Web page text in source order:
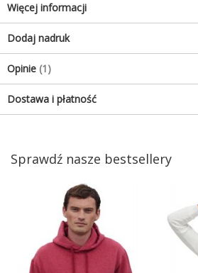
Więcej informacji
Dodaj nadruk
Opinie 1
Dostawa i płatność
Sprawdź nasze bestsellery